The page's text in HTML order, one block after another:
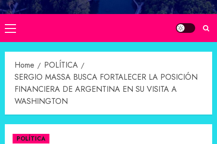
Primary
Menu
Home
POLÍTICA
SERGIO MASSA BUSCA FORTALECER LA POSICIÓN
FINANCIERA DE ARGENTINA EN SU VISITA A
WASHINGTON
POLÍTICA